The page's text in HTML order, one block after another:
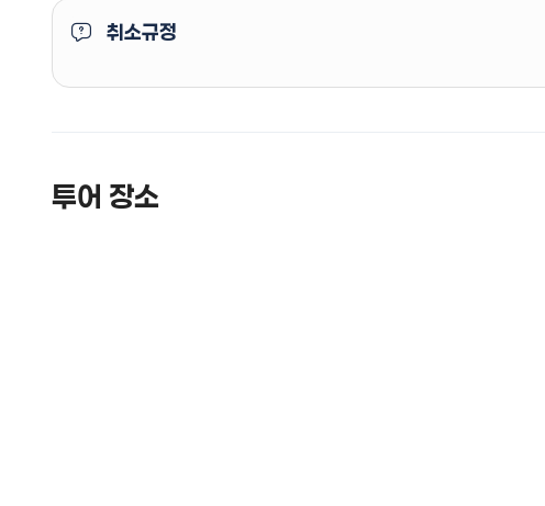
취소규정
투어 장소